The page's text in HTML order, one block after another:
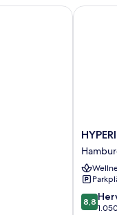
Hotel
Mitte
8.8
von
8,8